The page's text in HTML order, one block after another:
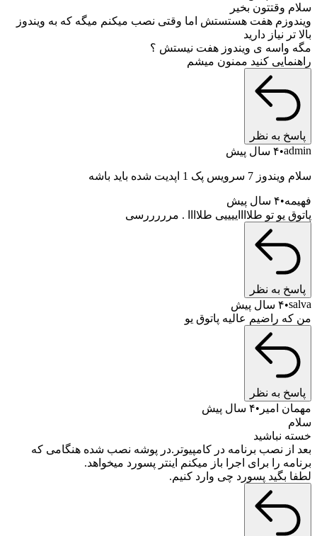
وقتتون بخیر
هفت هستستش اما وقتی نصب میکنم میگه که به ویندوز
نیاز دارید
واسه ی ویندوز هفت نیستش ؟
کنید ممنون میشم
به نظر
۴ سال پیش
پک 1 اپدیت شده باید باشه
۴ سال پیش
یو تو طلااااییییی طلاااا . مرررررسی
به نظر
۴ سال پیش
راضیم عالیه پاتوق یو
به نظر
امیر
۴ سال پیش
نباشید
نصب برنامه در کامپیوتر.در پوشه نصب شده هنگامی که
را برای اجرا باز میکنم اینتر پسورد میخواهد.
بگید پسورد چی وارد کنیم.